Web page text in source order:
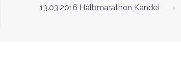
13.03.2016 Halbmarathon Kandel ⟶